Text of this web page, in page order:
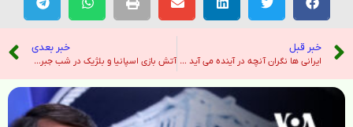
خبر قبل
ایرانی ها نگران آنچه در آینده می آید نگران هستند – نیویورک تایمز
خبر بعدی
آتش بازی اسپانیا و بلژیک در شب جبران مافات آلمان و هلند – خبرگزاری تسنیم